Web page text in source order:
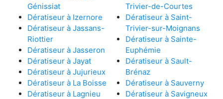
Génissiat
Dératiseur à Izernore
Dératiseur à Jassans-
Riottier
Dératiseur à Jasseron
Dératiseur à Jayat
Dératiseur à Jujurieux
Dératiseur à La Boisse
Dératiseur à Lagnieu
Trivier-de-Courtes
Dératiseur à Saint-
Trivier-sur-Moignans
Dératiseur à Sainte-
Euphémie
Dératiseur à Sault-
Brénaz
Dératiseur à Sauverny
Dératiseur à Savigneux